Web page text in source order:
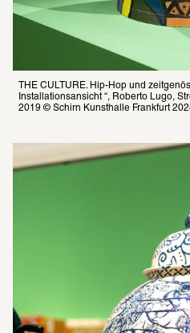
THE CULTURE. Hip-Hop und
Installationsansicht “, Roberto Lugo,
2019 © Schirn Kunsthalle Frankfurt